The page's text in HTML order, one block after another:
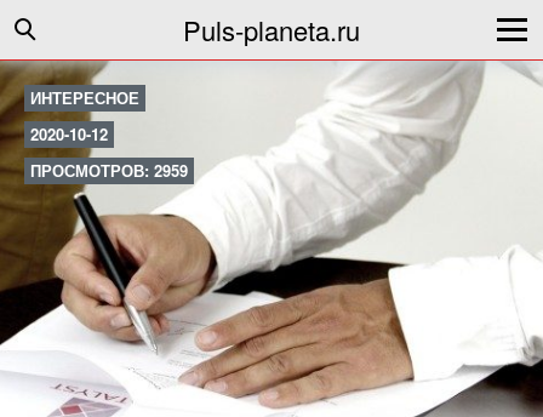
Puls-planeta.ru
ИНТЕРЕСНОЕ
2020-10-12
ПРОСМОТРОВ: 2959